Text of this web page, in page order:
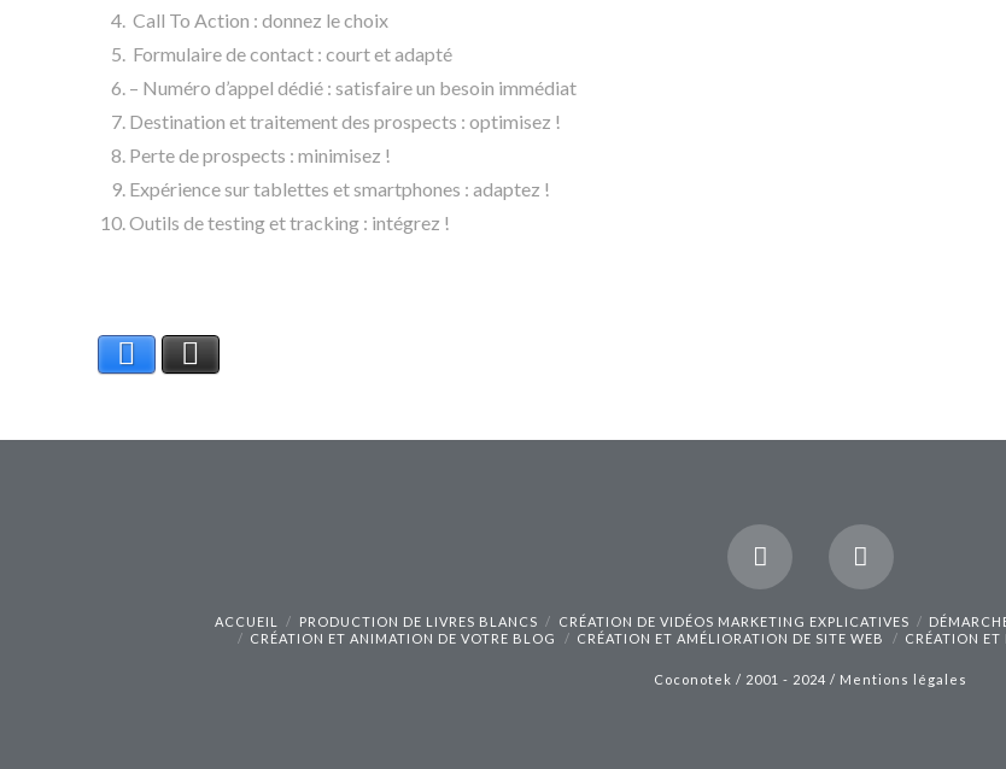
Call To Action : donnez le choix
Formulaire de contact : court et adapté
– Numéro d’appel dédié : satisfaire un besoin immédiat
Destination et traitement des prospects : optimisez !
Perte de prospects : minimisez !
Expérience sur tablettes et smartphones : adaptez !
Outils de testing et tracking : intégrez !
ACCUEIL PRODUCTION DE LIVRES BLANCS CRÉATION DE VIDÉOS MARKETING EXPLICATIVES
CRÉATION ET ANIMATION DE VOTRE BLOG
CRÉATION ET AMÉLIORATION DE SITE WEB CRÉATION ET
Coconotek / 2001 - 2024 / Mentions légales